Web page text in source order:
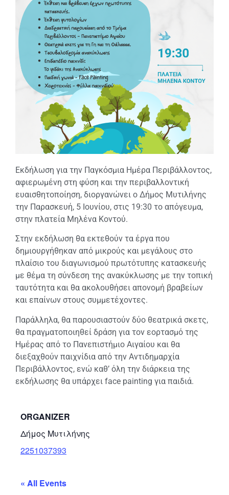
Εκδήλωση για την Παγκόσμια Ημέρα Περιβάλλοντος,
αφιερωμένη στη φύση και την περιβαλλοντική
ευαισθητοποίηση, διοργανώνει ο Δήμος Μυτιλήνης
την Παρασκευή, 5 Ιουνίου, στις 19:30 το απόγευμα,
στην πλατεία Μηλένα Κοντού.
Στην εκδήλωση θα εκτεθούν τα έργα που
δημιουργήθηκαν από μικρούς και μεγάλους στο
πλαίσιο του διαγωνισμού πρωτότυπης κατασκευής
με θέμα τη σύνδεση της ανακύκλωσης με την τοπική
ταυτότητα και θα ακολουθήσει απονομή βραβείων
και επαίνων στους συμμετέχοντες.
Παράλληλα, θα παρουσιαστούν δύο θεατρικά σκετς,
θα πραγματοποιηθεί δράση για τον εορτασμό της
Ημέρας από το Πανεπιστήμιο Αιγαίου και θα
διεξαχθούν παιχνίδια από την Αντιδημαρχία
Περιβάλλοντος, ενώ καθ’ όλη την διάρκεια της
εκδήλωσης θα υπάρχει face painting για παιδιά.
ORGANIZER
Δήμος Μυτιλήνης
2251037393
« All Events